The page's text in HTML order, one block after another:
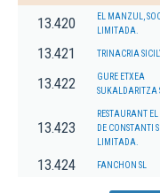
13.420
EL MANZUL,
LIMITADA.
13.421 TRINACRIA
13.422
GURE ETXEA
SUKALDARITZA
13.423
RESTAURANT
DE CONSTANTI
LIMITADA.
13.424 FANCHON SL